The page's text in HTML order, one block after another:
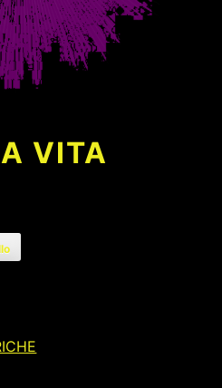
VITA